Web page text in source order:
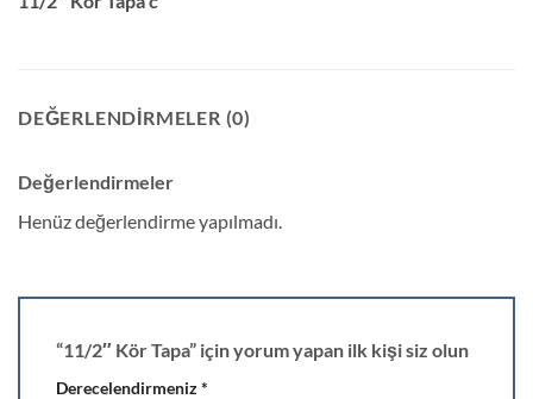
DEĞERLENDIRMELER (0)
Değerlendirmeler
Henüz değerlendirme yapılmadı.
“11/2″ Kör Tapa” için yorum yapan ilk kişi siz olun
Derecelendirmeniz*